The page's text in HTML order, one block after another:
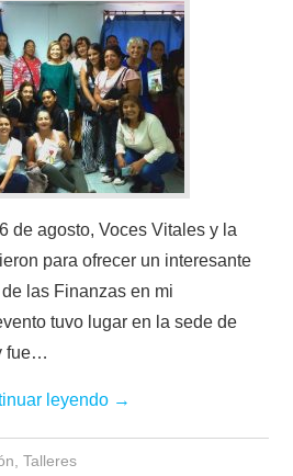
de agosto, Voces Vitales y la
para ofrecer un interesante
las Finanzas en mi
tuvo lugar en la sede de
fue…
leyendo →
Talleres